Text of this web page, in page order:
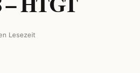
Lesezeit